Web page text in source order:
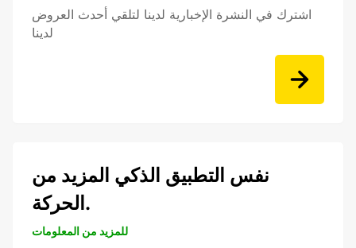
اشترك في النشرة الإخبارية لدينا لتلقي أحدث العروض
لدينا
نفس التطبيق الذكي المزيد من
الحركة.
للمزيد من المعلومات